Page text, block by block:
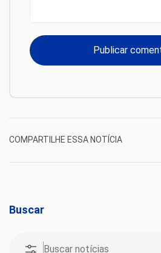
COMPARTILHE ESSA NOTÍCIA
Buscar